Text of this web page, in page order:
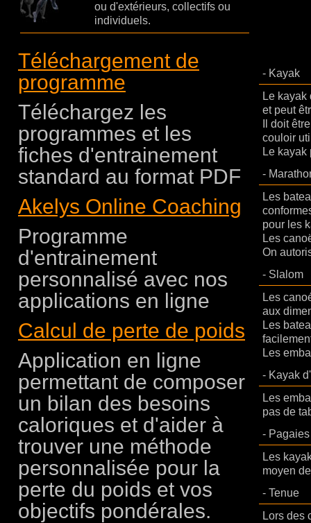
ou d'extérieurs, collectifs ou
individuels.
Téléchargement de
programme
Téléchargez les
programmes et les
fiches d'entrainement
standard au format PDF
Akelys Online Coaching
Programme
d'entrainement
personnalisé avec nos
applications en ligne
Calcul de perte de poids
Application en ligne
permettant de composer
un bilan des besoins
caloriques et d'aider à
trouver une méthode
personnalisée pour la
perte du poids et vos
objectifs pondérales.
- Kayak
Le
et peut
Il doit
couloir
Le
-
Les
pour les
Les
On
- Slalom
Les
aux
Les
Les
- Kayak
Les
pas de
- Pagaies
Les
moyen
- Tenue
Lors des